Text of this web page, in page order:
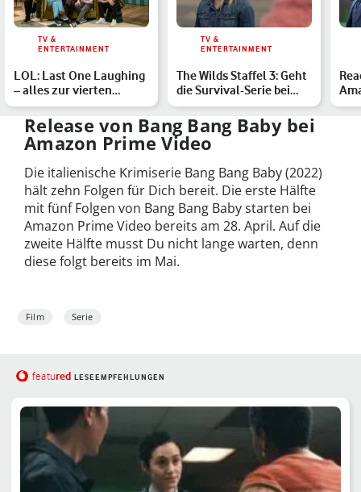
TV &
ENTERTAINMENT
LOL: Last One Laughing
– alles zur vierten
Staffel des Comedyhits
TV &
ENTERTAINMENT
The Wilds Staffel 3: Geht
die Survival-Serie bei
Amazon Prime Vid…
Release von Bang Bang Baby bei
Amazon Prime Video
Die italienische Krimiserie Bang Bang Baby (2022)
hält zehn Folgen für Dich bereit. Die erste Hälfte
mit fünf Folgen von Bang Bang Baby starten bei
Amazon Prime Video bereits am 28. April. Auf die
zweite Hälfte musst Du nicht lange warten, denn
diese folgt bereits im Mai.
Film Serie
featured LESEEMPFEHLUNGEN